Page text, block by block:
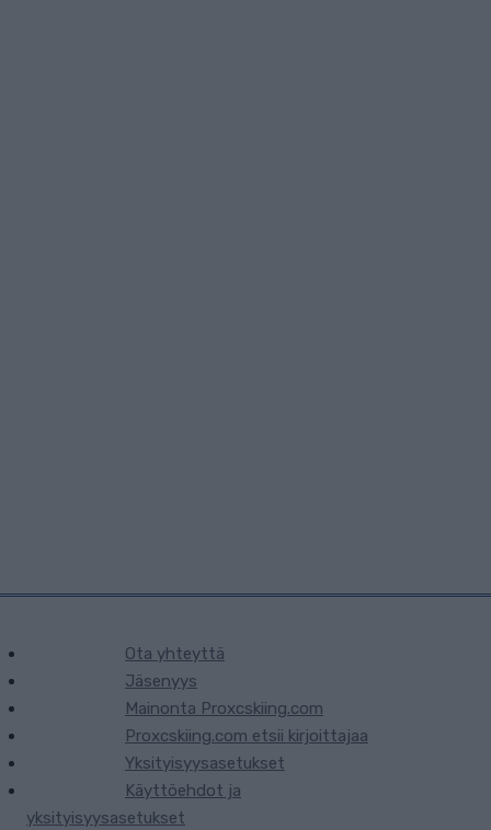
Ota yhteyttä
Jäsenyys
Mainonta Proxcskiing.com
Proxcskiing.com etsii kirjoittajaa
Yksityisyysasetukset
Käyttöehdot ja
yksityisyysasetukset